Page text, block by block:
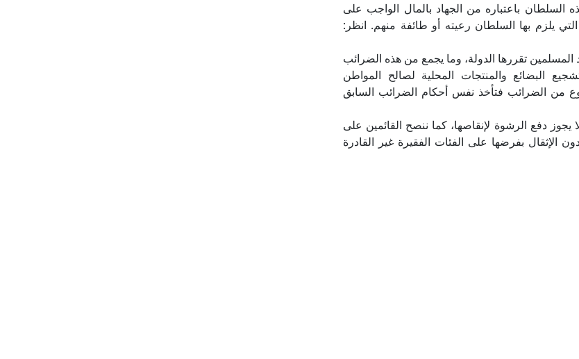
السلطان باعتباره من الجهاد بالمال الواجب على
التي يلزم بها السلطان رعيته أو طائفة منهم. انظر:
تقررها الدولة، وما يجمع من هذه الضرائب
البضائع والمنتجات المحلية لصالح المواطن
من الضرائب فتأخذ نفس أحكام الضرائب السابق
دفع الرشوة لإنقاصها، كما ننصح القائمين على
الإثقال بفرضها على الفئات الفقيرة غير القادرة